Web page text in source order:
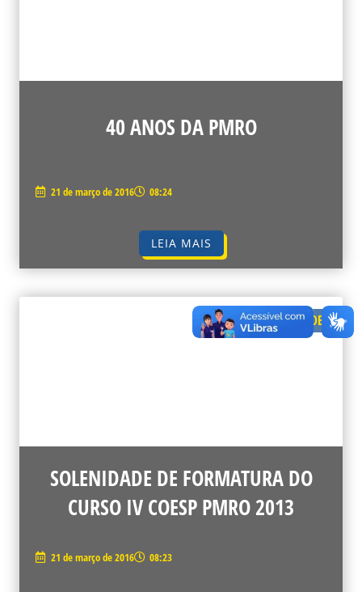
40 ANOS DA PMRO
21 de março de 2016 08:24
LEIA MAIS
VÍDEOS
SOLENIDADE DE FORMATURA DO
CURSO IV COESP PMRO 2013
21 de março de 2016 08:23